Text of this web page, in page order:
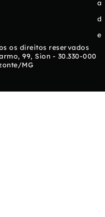
a
d
e
os direitos reservados
99, Sion - 30.330-000
MG